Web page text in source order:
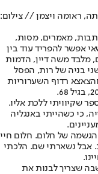
ראומה ויצמן // צילום:
מאמרים, מסות,
אפשר להפריד עוד בין
מלבד משה דיין, הדמות
בניה של רות, הפסל
אהוד (אודי) דיין, שנפטר ב־2017 בגיל 75, והצאצא רדוף השערוריות
ספר שקיוויתי ללכת אליו.
כי כשהייתי באנגליה
הגשמה של חלום. חלום חיי
אבל נשארתי שם. הלכתי
שצריך לבנות את